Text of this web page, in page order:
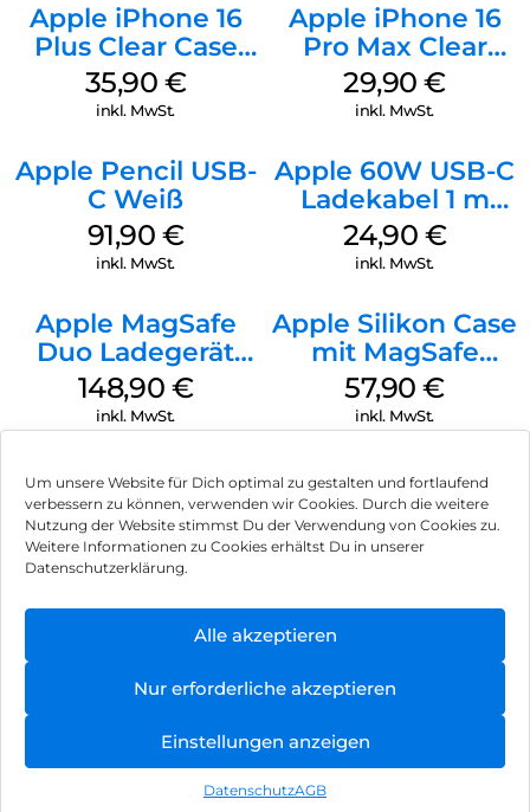
Um unsere Website für Dich optimal zu gestalten und fortlaufend
verbessern zu können, verwenden wir Cookies. Durch die weitere
Nutzung der Website stimmst Du der Verwendung von Cookies zu.
Weitere Informationen zu Cookies erhältst Du in unserer
Datenschutzerklärung.
Alle akzeptieren
Nur erforderliche akzeptieren
Einstellungen anzeigen
DatenschutzAGB
Apple iPhone 16
Plus Clear Case
MagSafe
Transparent
35,90 €
inkl. MwSt.
Apple iPhone 16
Pro Max Clear
Case MagSafe
Transparent
29,90€
inkl. MwSt.
Apple Pencil USB-
C Weiß
91,90 €
inkl. MwSt.
Apple 60W USB-C
Ladekabel 1 m
Weiß
24,90 €
inkl. MwSt.
Apple MagSafe
Duo Ladegerät
Weiß
148,90 €
inkl. MwSt.
Apple Silikon Case
mit MagSafe
iPhone 14 Pro
(PRODUCT)RED
57,90€
inkl. MwSt.
Impressum
Hinweis zur Batterieentsorgung
Newsletter
, Brodos AG – All Rights Reserved.